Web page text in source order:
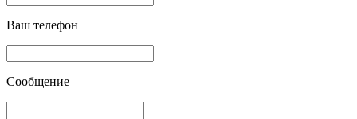
Ваш телефон
Сообщение